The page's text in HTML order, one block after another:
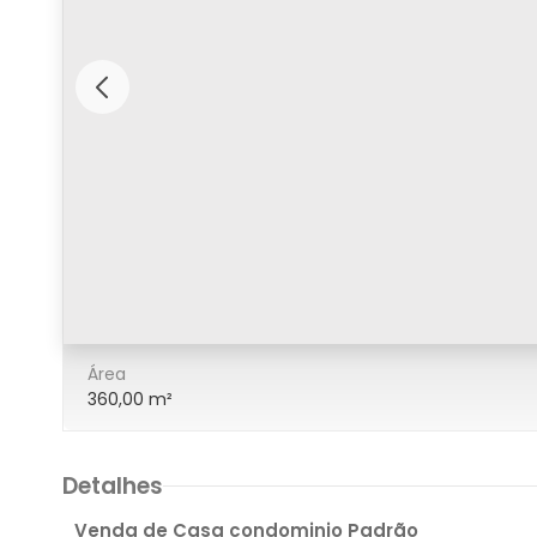
Área
360,00 m²
Detalhes
Venda de Casa condominio Padrão